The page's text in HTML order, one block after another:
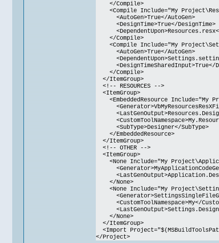
</Compile>
<Compile Include="My
<AutoGen>True</AutoGen>
<DesignTime>True</DesignTime>
<DependentUpon>Resources.resx</
</Compile>
<Compile Include="My
<AutoGen>True</AutoGen>
<DesignTimeSharedInput>True</
</Compile>
</ItemGroup>
<!-- RESOURCES -->
<ItemGroup>
<EmbeddedResource Include="My
<SubType>Designer</SubType>
</EmbeddedResource>
</ItemGroup>
<!-- OTHER -->
<ItemGroup>
<None Include="My
</None>
<None Include="My
<CustomToolNamespace>My</
</None>
</ItemGroup>
<Import
</Project>